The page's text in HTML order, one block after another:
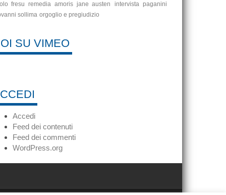
fresu
remedia amoris jane austen intervista paganini
sollima orgoglio e pregiudizio
SU VIMEO
Accedi
Feed dei contenuti
Feed dei commenti
WordPress.org